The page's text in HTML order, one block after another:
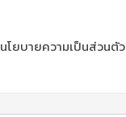
นโยบายความเป็นส่วนตัว